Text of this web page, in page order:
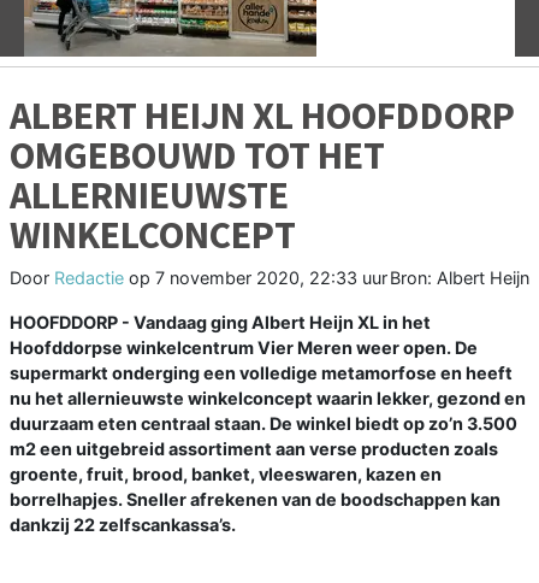
ALBERT HEIJN XL HOOFDDORP
OMGEBOUWD TOT HET
ALLERNIEUWSTE
WINKELCONCEPT
Door Redactie op 7 november 2020, 22:33 uurBron: Albert Heijn
HOOFDDORP - Vandaag ging Albert Heijn XL in het
Hoofddorpse winkelcentrum Vier Meren weer open. De
supermarkt onderging een volledige metamorfose en heeft
nu het allernieuwste winkelconcept waarin lekker, gezond en
duurzaam eten centraal staan. De winkel biedt op zo’n 3.500
m2 een uitgebreid assortiment aan verse producten zoals
groente, fruit, brood, banket, vleeswaren, kazen en
borrelhapjes. Sneller afrekenen van de boodschappen kan
dankzij 22 zelfscankassa’s.